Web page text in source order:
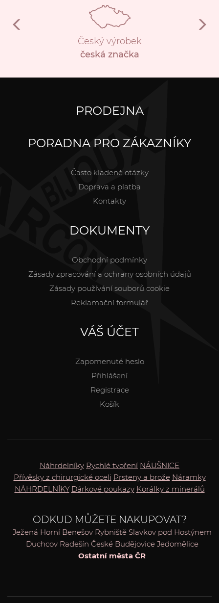
Český výrobek
česká značka
PRODEJNA
PORADNA PRO ZÁKAZNÍKY
Často kladené otázky
Doprava a platba
Kontakty
DOKUMENTY
Obchodní podmínky
Zásady zpracování a ochrany osobních údajů
Zásady používání souborů cookie
Reklamační formulář
VÁŠ ÚČET
Zapomenuté heslo
Přihlášení
Registrace
Košík
Náhrdelníky Rychlé tvoření NÁUŠNICE
Přívěsky z chirurgické oceli Prsteny a brože Náramky
NÁHRDELNÍKY Dárkové poukazy Korálky z minerálů
ODKUD MŮŽETE NAKUPOVAT?
Ježená Horní Benešov Rybniště Slavkov pod Hostýnem
Duchcov Radešín České Budějovice Jedomělice
Ostatní města ČR